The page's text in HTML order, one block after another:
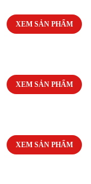
XEM SẢN PHẨM
XEM SẢN PHẨM
XEM SẢN PHẨM